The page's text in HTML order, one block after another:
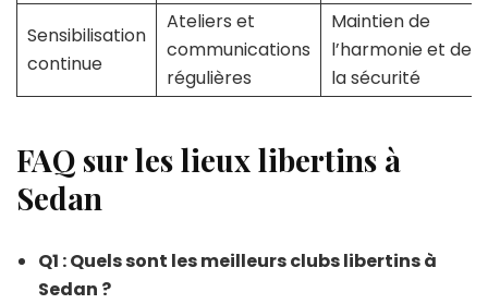
Sensibilisation
continue
Ateliers et
communications
régulières
Maintien de
l’harmonie et de
la sécurité
FAQ sur les lieux libertins à
Sedan
Q1 : Quels sont les meilleurs clubs libertins à
Sedan ?